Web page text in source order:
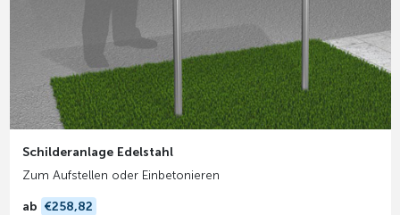
Schilderanlage Edelstahl
Zum Aufstellen oder Einbetonieren
ab €258,82